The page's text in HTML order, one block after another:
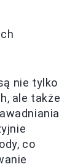
nie tylko
ale także
co